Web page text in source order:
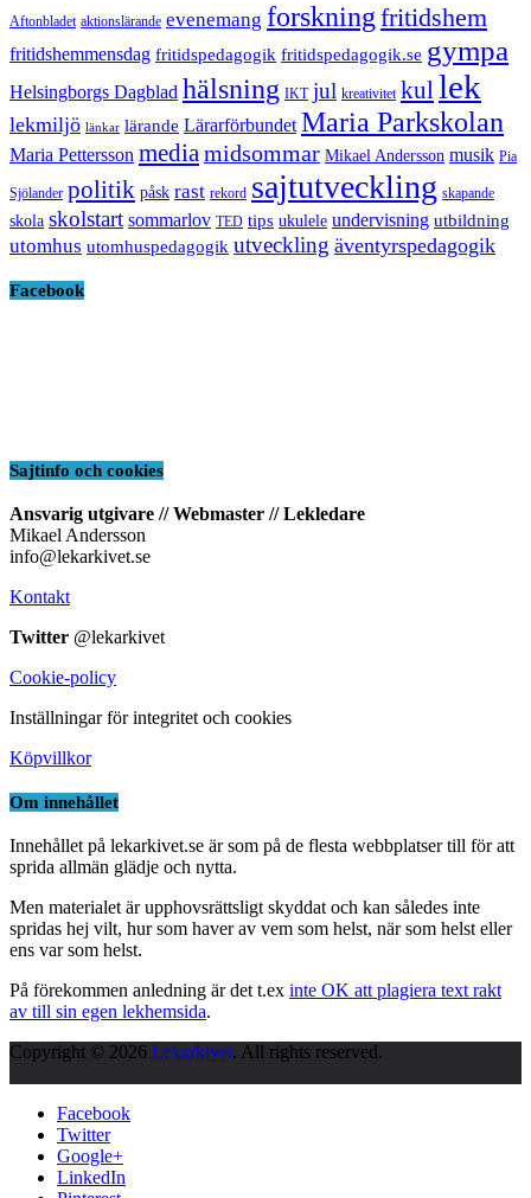
Aftonbladet aktionslärande evenemang forskningfritidshem
fritidshemmensdag fritidspedagogik fritidspedagogik.se gympa
Helsingborgs Dagblad hälsning IKT jul kreativitet kul lek
lekmiljö länkar lärande Lärarförbundet Maria Parkskolan
Maria Pettersson mediamidsommar Mikael Andersson musik Pia
Sjölander politik påsk rast rekord sajtutveckling skapande
skola skolstart sommarlov TED tips ukulele undervisning utbildning
utomhus utomhuspedagogik utveckling äventyrspedagogik
Facebook
Sajtinfo och cookies
Ansvarig utgivare // Webmaster // Lekledare
Mikael Andersson
info@lekarkivet.se
Kontakt
Twitter @lekarkivet
Cookie-policy
Inställningar för integritet och cookies
Köpvillkor
Om innehållet
Innehållet på lekarkivet.se är som på de flesta webbplatser till för att
sprida allmän glädje och nytta.
Men materialet är upphovsrättsligt skyddat och kan således inte
spridas hej vilt, hur som haver av vem som helst, när som helst eller
ens var som helst.
På förekommen anledning är det t.ex inte OK att plagiera text rakt
av till sin egen lekhemsida.
Copyright © 2026 Lekarkivet. All rights reserved.
Facebook
Twitter
Google+
LinkedIn